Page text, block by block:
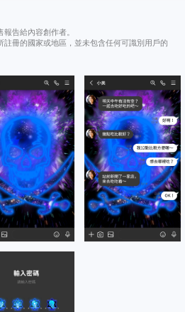
告給內容創作者。
冊的國家或地區，並未包含任何可識別用戶的